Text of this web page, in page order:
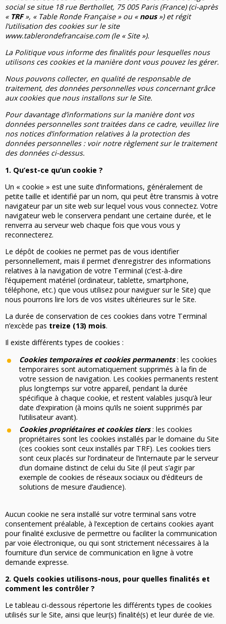
social se situe 18 rue Berthollet, 75 005 Paris (France) (ci-après
«TRF», « Table Ronde Française » ou « nous») et régit
l’utilisation des cookies sur le site
www.tablerondefrancaise.com (le « Site »).
La Politique vous informe des finalités pour lesquelles nous
utilisons ces cookies et la manière dont vous pouvez les gérer.
Nous pouvons collecter, en qualité de responsable de
traitement, des données personnelles vous concernant grâce
aux cookies que nous installons sur le Site.
Pour davantage d’informations sur la manière dont vos
données personnelles sont traitées dans ce cadre, veuillez lire
nos notices d’information relatives à la protection des
données personnelles : voir notre règlement sur le traitement
des données ci-dessus.
1. Qu’est-ce qu’un cookie ?
Un « cookie » est une suite d’informations, généralement de
petite taille et identifié par un nom, qui peut être transmis à votre
navigateur par un site web sur lequel vous vous connectez. Votre
navigateur web le conservera pendant une certaine durée, et le
renverra au serveur web chaque fois que vous vous y
reconnecterez.
Le dépôt de cookies ne permet pas de vous identifier
personnellement, mais il permet d’enregistrer des informations
relatives à la navigation de votre Terminal (c’est-à-dire
l’équipement matériel (ordinateur, tablette, smartphone,
téléphone, etc.) que vous utilisez pour naviguer sur le Site) que
nous pourrons lire lors de vos visites ultérieures sur le Site.
La durée de conservation de ces cookies dans votre Terminal
n’excède pas treize (13) mois.
Il existe différents types de cookies :
Cookies temporaires et cookies permanents: les cookies
temporaires sont automatiquement supprimés à la fin de
votre session de navigation. Les cookies permanents restent
plus longtemps sur votre appareil, pendant la durée
spécifique à chaque cookie, et restent valables jusqu’à leur
date d’expiration (à moins qu’ils ne soient supprimés par
l’utilisateur avant).
Cookies propriétaires et cookies tiers: les cookies
propriétaires sont les cookies installés par le domaine du Site
(ces cookies sont ceux installés par TRF). Les cookies tiers
sont ceux placés sur l’ordinateur de l’internaute par le serveur
d’un domaine distinct de celui du Site (il peut s’agir par
exemple de cookies de réseaux sociaux ou d’éditeurs de
solutions de mesure d’audience).
Aucun cookie ne sera installé sur votre terminal sans votre
consentement préalable, à l’exception de certains cookies ayant
pour finalité exclusive de permettre ou faciliter la communication
par voie électronique, ou qui sont strictement nécessaires à la
fourniture d’un service de communication en ligne à votre
demande expresse.
2. Quels cookies utilisons-nous, pour quelles finalités et
comment les contrôler ?
Le tableau ci-dessous répertorie les différents types de cookies
utilisés sur le Site, ainsi que leur(s) finalité(s) et leur durée de vie.